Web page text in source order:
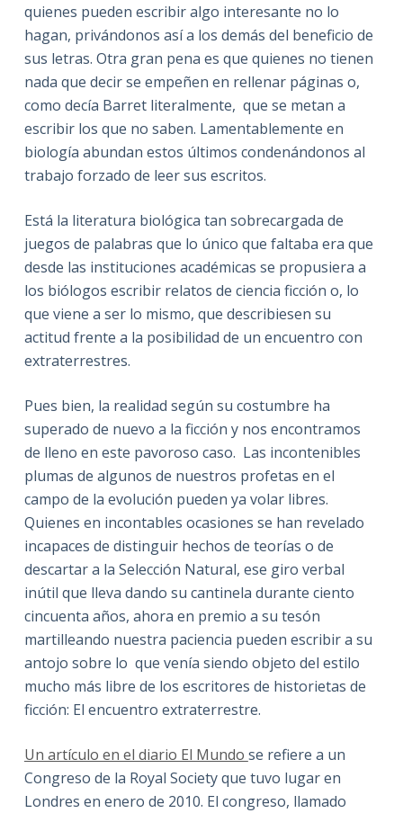
quienes pueden escribir algo interesante no lo
hagan, privándonos así a los demás del beneficio de
sus letras. Otra gran pena es que quienes no tienen
nada que decir se empeñen en rellenar páginas o,
como decía Barret literalmente, que se metan a
escribir los que no saben. Lamentablemente en
biología abundan estos últimos condenándonos al
trabajo forzado de leer sus escritos.
Está la literatura biológica tan sobrecargada de
juegos de palabras que lo único que faltaba era que
desde las instituciones académicas se propusiera a
los biólogos escribir relatos de ciencia ficción o, lo
que viene a ser lo mismo, que describiesen su
actitud frente a la posibilidad de un encuentro con
extraterrestres.
Pues bien, la realidad según su costumbre ha
superado de nuevo a la ficción y nos encontramos
de lleno en este pavoroso caso. Las incontenibles
plumas de algunos de nuestros profetas en el
campo de la evolución pueden ya volar libres.
Quienes en incontables ocasiones se han revelado
incapaces de distinguir hechos de teorías o de
descartar a la Selección Natural, ese giro verbal
inútil que lleva dando su cantinela durante ciento
cincuenta años, ahora en premio a su tesón
martilleando nuestra paciencia pueden escribir a su
antojo sobre lo que venía siendo objeto del estilo
mucho más libre de los escritores de historietas de
ficción: El encuentro extraterrestre.
Un artículo en el diario El Mundo se refiere a un
Congreso de la Royal Society que tuvo lugar en
Londres en enero de 2010. El congreso, llamado